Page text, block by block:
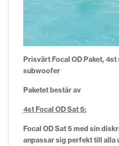
Prisvärt Focal OD Paket,
subwoofer
Paketet består av
4st Focal OD Sat 5:
Focal OD Sat 5 med sin
anpassar sig perfekt till alla